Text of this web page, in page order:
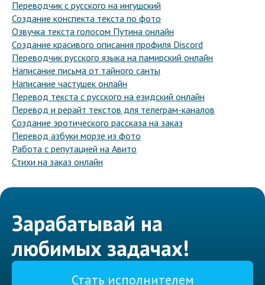
Переводчик с русского на ингушский
Создание конспекта текста по фото
Озвучка текста голосом Путина онлайн
Создание красивого описания профиля Discord
Переводчик русского языка на памирский онлайн
Написание письма от тайного санты
Написание частушек онлайн
Перевод текста с русского на езидский онлайн
Перевод и рерайт текстов для телеграм-каналов
Создание эротического рассказа на заказ
Перевод азбуки морзе из фото
Работа с репутацией на Авито
Стихи на заказ онлайн
Зарабатывай на
любимых задачах!
Стать исполнителем